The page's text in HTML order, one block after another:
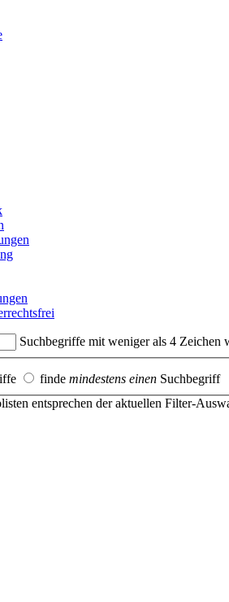
Suchbegriffe mit weniger als 4 Zeichen
finde mindestens einen Suchbegriff
entsprechen der aktuellen Filter-